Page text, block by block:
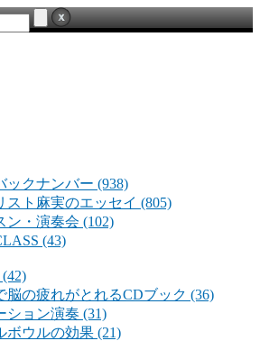
ックナンバー (938)
スト麻実のエッセイ (805)
ン・演奏会 (102)
(43)
(42)
脳の疲れがとれるCDブック (36)
ション演奏 (31)
ボウルの効果 (21)